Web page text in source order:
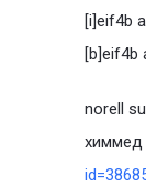
[i]eif4b
[b]eif4b
norell
химмед